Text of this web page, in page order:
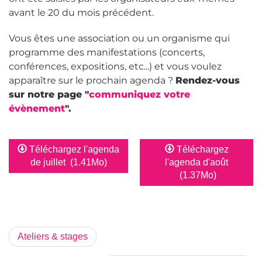
avant le 20 du mois précédent.
Vous êtes une association ou un organisme qui
programme des manifestations (concerts,
conférences, expositions, etc...) et vous voulez
apparaître sur le prochain agenda ? Rendez-vous
sur notre page "communiquez votre
évènement".
Téléchargez l'agenda
de juillet (1.41Mo)
Téléchargez
l'agenda d'août
(1.37Mo)
Ateliers & stages